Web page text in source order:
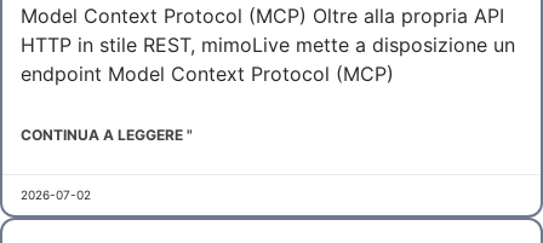
Model Context Protocol (MCP) Oltre alla propria API
HTTP in stile REST, mimoLive mette a disposizione un
endpoint Model Context Protocol (MCP)
CONTINUA A LEGGERE "
2026-07-02